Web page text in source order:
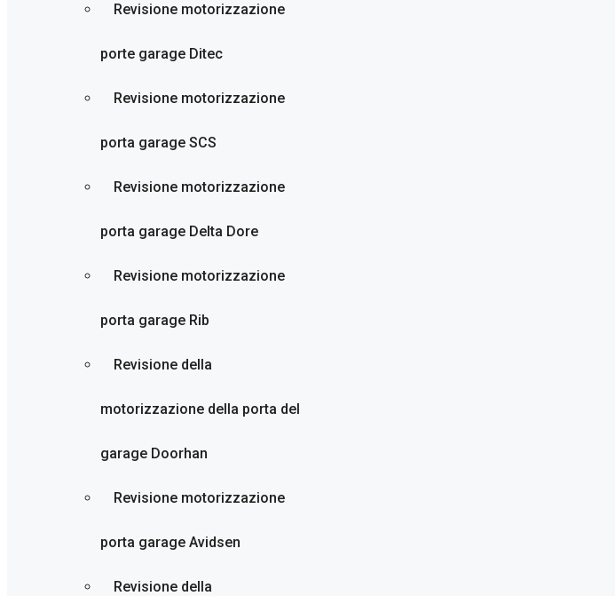
Revisione motorizzazione
porte garage Ditec
Revisione motorizzazione
porta garage SCS
Revisione motorizzazione
porta garage Delta Dore
Revisione motorizzazione
porta garage Rib
Revisione della
motorizzazione della porta del
garage Doorhan
Revisione motorizzazione
porta garage Avidsen
Revisione della